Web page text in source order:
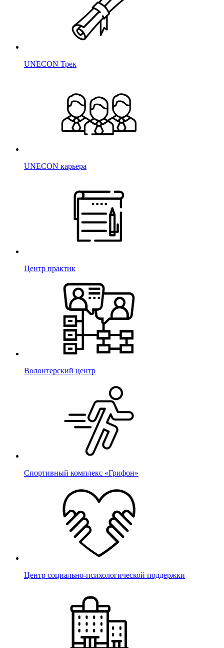
UNECON Трек
UNECON карьера
Центр практик
Волонтерский центр
Спортивный комплекс «Грифон»
Центр социально-психологической поддержки